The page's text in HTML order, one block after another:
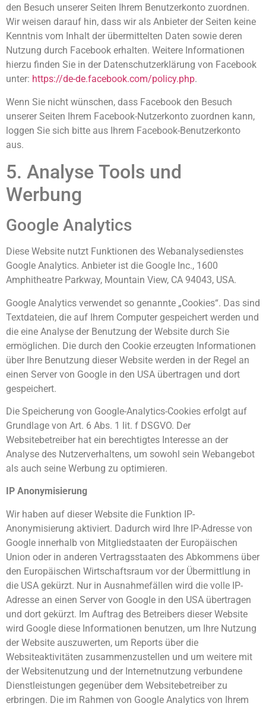
den Besuch unserer Seiten Ihrem Benutzerkonto zuordnen.
Wir weisen darauf hin, dass wir als Anbieter der Seiten keine
Kenntnis vom Inhalt der übermittelten Daten sowie deren
Nutzung durch Facebook erhalten. Weitere Informationen
hierzu finden Sie in der Datenschutzerklärung von Facebook
unter: https://de-de.facebook.com/policy.php.
Wenn Sie nicht wünschen, dass Facebook den Besuch
unserer Seiten Ihrem Facebook-Nutzerkonto zuordnen kann,
loggen Sie sich bitte aus Ihrem Facebook-Benutzerkonto
aus.
5. Analyse Tools und
Werbung
Google Analytics
Diese Website nutzt Funktionen des Webanalysedienstes
Google Analytics. Anbieter ist die Google Inc., 1600
Amphitheatre Parkway, Mountain View, CA 94043, USA.
Google Analytics verwendet so genannte „Cookies“. Das sind
Textdateien, die auf Ihrem Computer gespeichert werden und
die eine Analyse der Benutzung der Website durch Sie
ermöglichen. Die durch den Cookie erzeugten Informationen
über Ihre Benutzung dieser Website werden in der Regel an
einen Server von Google in den USA übertragen und dort
gespeichert.
Die Speicherung von Google-Analytics-Cookies erfolgt auf
Grundlage von Art. 6 Abs. 1 lit. f DSGVO. Der
Websitebetreiber hat ein berechtigtes Interesse an der
Analyse des Nutzerverhaltens, um sowohl sein Webangebot
als auch seine Werbung zu optimieren.
IP Anonymisierung
Wir haben auf dieser Website die Funktion IP-
Anonymisierung aktiviert. Dadurch wird Ihre IP-Adresse von
Google innerhalb von Mitgliedstaaten der Europäischen
Union oder in anderen Vertragsstaaten des Abkommens über
den Europäischen Wirtschaftsraum vor der Übermittlung in
die USA gekürzt. Nur in Ausnahmefällen wird die volle IP-
Adresse an einen Server von Google in den USA übertragen
und dort gekürzt. Im Auftrag des Betreibers dieser Website
wird Google diese Informationen benutzen, um Ihre Nutzung
der Website auszuwerten, um Reports über die
Websiteaktivitäten zusammenzustellen und um weitere mit
der Websitenutzung und der Internetnutzung verbundene
Dienstleistungen gegenüber dem Websitebetreiber zu
erbringen. Die im Rahmen von Google Analytics von Ihrem